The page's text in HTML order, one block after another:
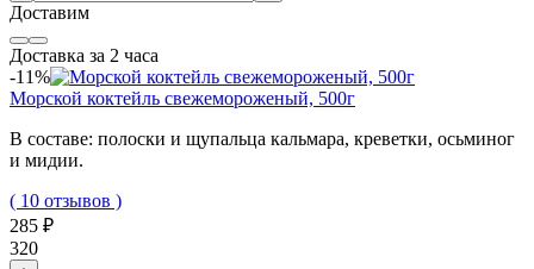
Доставим
Доставка за 2 часа
-11%
Морской коктейль свежемороженый, 500г
В составе: полоски и щупальца кальмара, креветки, осьминог
и мидии.
( 10 отзывов )
285 ₽
320